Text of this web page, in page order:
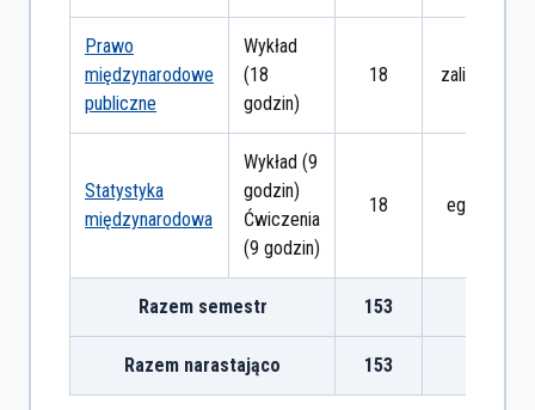
Prawo
międzynarodowe
publiczne
Wykład
(18
godzin)
18 zaliczenie
Statystyka
międzynarodowa
Wykład (9
godzin)
Ćwiczenia
(9 godzin)
18 egzamin
Razem semestr 153
Razem narastająco 153